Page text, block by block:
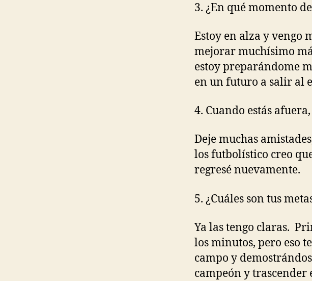
3. ¿En qué momento
Estoy en alza y vengo
mejorar muchísimo
estoy preparándome
en un futuro a salir al
4. Cuando estás
Deje muchas
los futbolístico creo
regresé nuevamente.
5. ¿Cuáles son tus
Ya las tengo claras.
los minutos, pero eso
campo y
campeón y trascender